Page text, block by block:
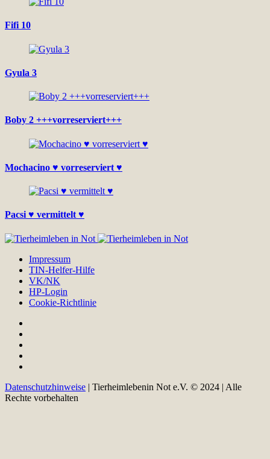
Fifi 10
Gyula 3
Boby 2 +++vorreserviert+++
Mochacino ♥ vorreserviert ♥
Pacsi ♥ vermittelt ♥
Impressum
TIN-Helfer-Hilfe
VK/NK
HP-Login
Cookie-Richtlinie
Datenschutzhinweise | Tierheimlebenin Not e.V. © 2024 | Alle
Rechte vorbehalten